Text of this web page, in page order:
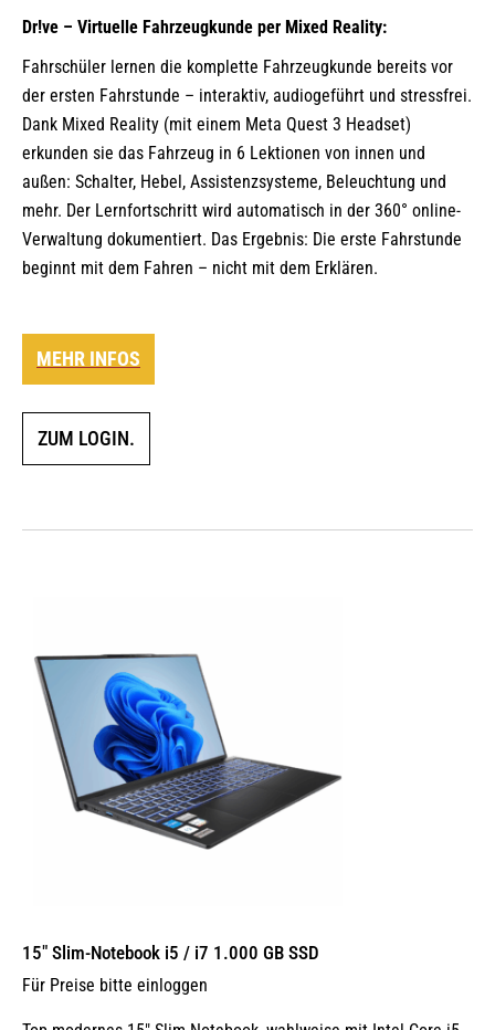
Dr!ve – Virtuelle Fahrzeugkunde per Mixed Reality:
Fahrschüler lernen die komplette Fahrzeugkunde bereits vor
der ersten Fahrstunde – interaktiv, audiogeführt und stressfrei.
Dank Mixed Reality (mit einem Meta Quest 3 Headset)
erkunden sie das Fahrzeug in 6 Lektionen von innen und
außen: Schalter, Hebel, Assistenzsysteme, Beleuchtung und
mehr. Der Lernfortschritt wird automatisch in der 360° online-
Verwaltung dokumentiert. Das Ergebnis: Die erste Fahrstunde
beginnt mit dem Fahren – nicht mit dem Erklären.
MEHR INFOS
ZUM LOGIN.
15″ Slim-Notebook i5 / i7 1.000 GB SSD
Für Preise bitte einloggen